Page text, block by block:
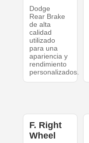
Dodge
Rear Brake
de alta
calidad
utilizado
para una
apariencia y
rendimiento
personalizados.
F. Right
Wheel